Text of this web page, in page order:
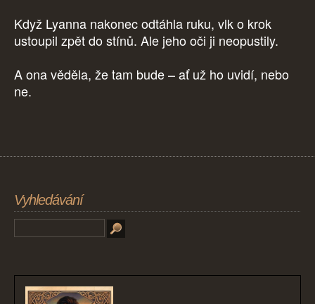
Když Lyanna nakonec odtáhla ruku, vlk o krok
ustoupil zpět do stínů. Ale jeho oči ji neopustily.
A ona věděla, že tam bude – ať už ho uvidí, nebo
ne.
Vyhledávání